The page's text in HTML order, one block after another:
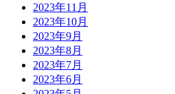
2023年11月
2023年10月
2023年9月
2023年8月
2023年7月
2023年6月